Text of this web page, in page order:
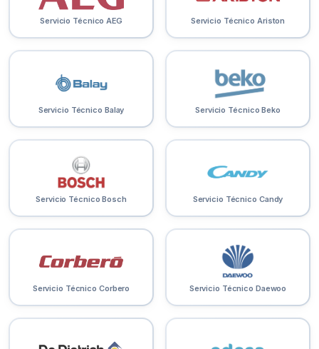
Servicio Técnico AEG Servicio Técnico Ariston
Servicio Técnico Balay Servicio Técnico Beko
Servicio Técnico Bosch Servicio Técnico Candy
Servicio Técnico Corbero Servicio Técnico Daewoo